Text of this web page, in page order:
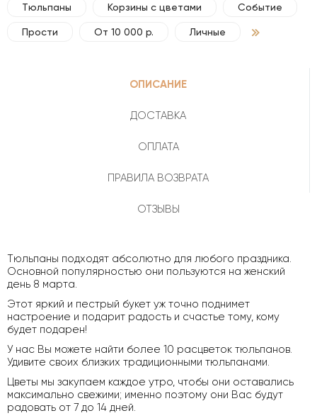
Тюльпаны Корзины с цветами Событие
Прости От 10 000 р. Личные
ОПИСАНИЕ
ДОСТАВКА
ОПЛАТА
ПРАВИЛА ВОЗВРАТА
ОТЗЫВЫ
Тюльпаны подходят абсолютно для любого праздника.
Основной популярностью они пользуются на женский
день 8 марта.
Этот яркий и пестрый букет уж точно поднимет
настроение и подарит радость и счастье тому, кому
будет подарен!
У нас Вы можете найти более 10 расцветок тюльпанов.
Удивите своих близких традиционными тюльпанами.
Цветы мы закупаем каждое утро, чтобы они оставались
максимально свежими; именно поэтому они Вас будут
радовать от 7 до 14 дней.